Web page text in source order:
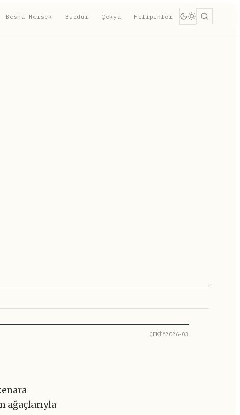
Bosna Hersek Burdur Çekya Filipinler
ÇEKİM2026-03
ağaçlarıyla